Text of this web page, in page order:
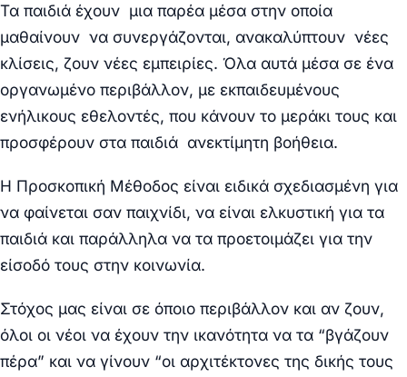
Τα παιδιά έχουν μια παρέα μέσα στην οποία
μαθαίνουν να συνεργάζονται, ανακαλύπτουν νέες
κλίσεις, ζουν νέες εμπειρίες. Όλα αυτά μέσα σε ένα
οργανωμένο περιβάλλον, με εκπαιδευμένους
ενήλικους εθελοντές, που κάνουν το μεράκι τους και
προσφέρουν στα παιδιά ανεκτίμητη βοήθεια.
Η Προσκοπική Μέθοδος είναι ειδικά σχεδιασμένη για
να φαίνεται σαν παιχνίδι, να είναι ελκυστική για τα
παιδιά και παράλληλα να τα προετοιμάζει για την
είσοδό τους στην κοινωνία.
Στόχος μας είναι σε όποιο περιβάλλον και αν ζουν,
όλοι οι νέοι να έχουν την ικανότητα να τα “βγάζουν
πέρα” και να γίνουν “οι αρχιτέκτονες της δικής τους